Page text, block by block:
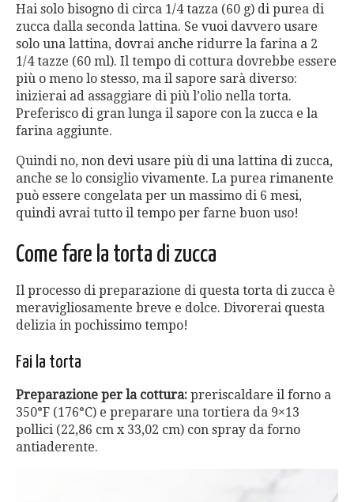
Hai solo bisogno di circa 1/4 tazza (60 g) di purea di
zucca dalla seconda lattina. Se vuoi davvero usare
solo una lattina, dovrai anche ridurre la farina a 2
1/4 tazze (60 ml). Il tempo di cottura dovrebbe essere
più o meno lo stesso, ma il sapore sarà diverso:
inizierai ad assaggiare di più l’olio nella torta.
Preferisco di gran lunga il sapore con la zucca e la
farina aggiunte.
Quindi no, non devi usare più di una lattina di zucca,
anche se lo consiglio vivamente. La purea rimanente
può essere congelata per un massimo di 6 mesi,
quindi avrai tutto il tempo per farne buon uso!
Come fare la torta di zucca
Il processo di preparazione di questa torta di zucca è
meravigliosamente breve e dolce. Divorerai questa
delizia in pochissimo tempo!
Fai la torta
Preparazione per la cottura: preriscaldare il forno a
350°F (176°C) e preparare una tortiera da 9×13
pollici (22,86 cm x 33,02 cm) con spray da forno
antiaderente.